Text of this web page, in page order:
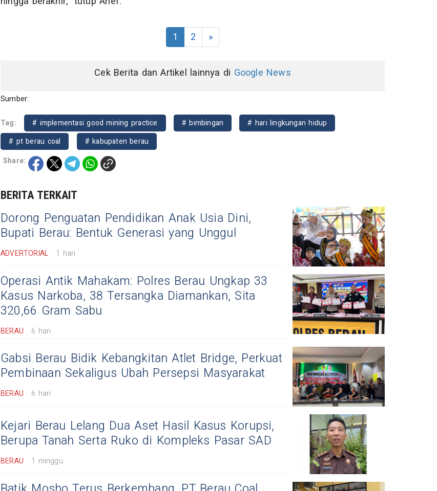
1 2 »
Cek Berita dan Artikel lainnya di Google News
Sumber:
Tag: # implementasi good mining practice # bimbingan
# hari lingkungan hidup
# pt berau coal
# kabupaten berau
Share:
BERITA TERKAIT
Dorong Penguatan Pendidikan Anak Usia Dini,
Bupati Berau: Bentuk Generasi yang Unggul
ADVERTORIAL 1 hari
Operasi Antik Mahakam: Polres Berau Ungkap 33
Kasus Narkoba, 38 Tersangka Diamankan, Sita
320,66 Gram Sabu
BERAU 6 hari
Gabsi Berau Bidik Kebangkitan Atlet Bridge, Perkuat
Pembinaan Sekaligus Ubah Persepsi Masyarakat
BERAU 6 hari
Kejari Berau Lelang Dua Aset Hasil Kasus Korupsi,
Berupa Tanah Serta Ruko di Kompleks Pasar SAD
BERAU 1 minggu